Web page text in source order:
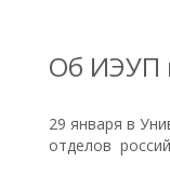
Об ИЭУП
29 января в
отделов